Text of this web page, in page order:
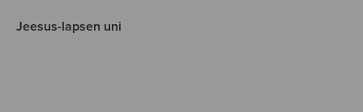
Jeesus-lapsen uni